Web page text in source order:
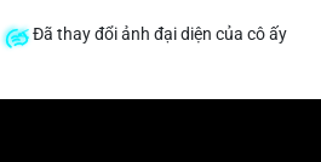
Đã thay đổi ảnh đại diện của cô ấy